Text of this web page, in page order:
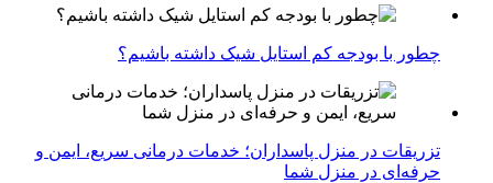
چطور با بودجه کم استایل شیک داشته باشیم؟
تزریقات در منزل پاسداران؛ خدمات درمانی سریع، ایمن و
حرفه‌ای در منزل شما